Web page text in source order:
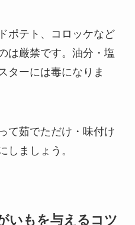
ポテト、コロッケなど
は厳禁です。油分・塩
ターには毒になりま
て茹でただけ・味付け
しましょう。
いもを与えるコツ